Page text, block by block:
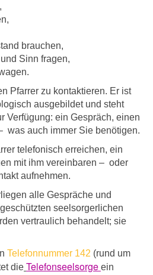
brauchen,
Sinn fragen,
Pfarrer zu kontaktieren. Er ist
ausgebildet und steht
Verfügung: ein Gespräch, einen
was auch immer Sie benötigen.
telefonisch erreichen, ein
mit ihm vereinbaren – oder
aufnehmen.
alle Gespräche und
seelsorgerlichen
vertraulich behandelt; sie
Telefonnummer 142 (rund um
die Telefonseelsorge ein